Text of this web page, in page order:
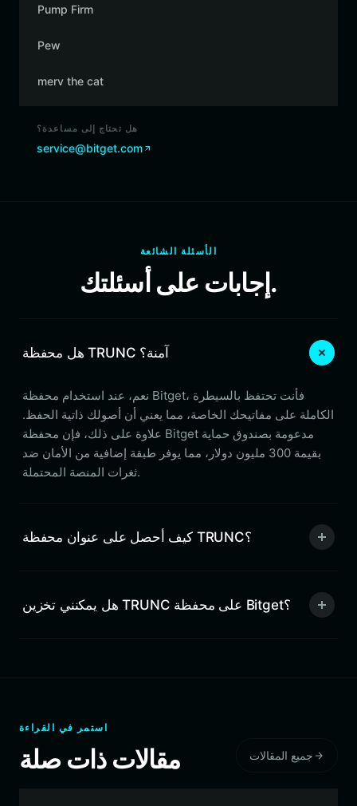
Pump Firm
Pew
merv the cat
هل تحتاج إلى مساعدة؟
service@bitget.com
الأسئلة الشائعة
إجابات على أسئلتك.
هل محفظة TRUNC آمنة؟
نعم، عند استخدام محفظة Bitget، فأنت تحتفظ بالسيطرة
الكاملة على مفاتيحك الخاصة، مما يعني أن أصولك ذاتية الحفظ.
علاوة على ذلك، فإن محفظة Bitget مدعومة بصندوق حماية
بقيمة 300 مليون دولار، مما يوفر طبقة إضافية من الأمان ضد
ثغرات المنصة المحتملة.
كيف أحصل على عنوان محفظة TRUNC؟
هل يمكنني تخزين TRUNC على محفظة Bitget؟
استمر في القراءة
مقالات ذات صلة جميع المقالات